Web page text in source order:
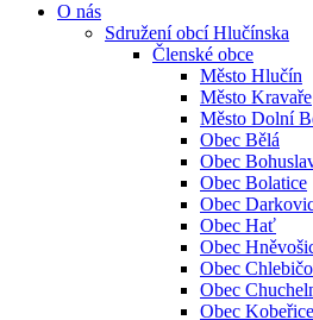
O nás
Sdružení obcí Hlučínska
Členské obce
Město Hlučín
Město Kravaře
Město Dolní
Obec Bělá
Obec
Obec Bolatice
Obec
Obec Hať
Obec
Obec
Obec
Obec Kobeřice